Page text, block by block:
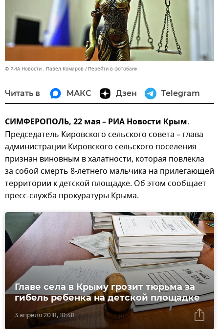
© РИА Новости . Павел Комаров Перейти в фотобанк
Читать в МАКС Дзен Telegram
СИМФЕРОПОЛЬ, 22 мая – РИА Новости Крым.
Председатель Кировского сельского совета – глава
администрации Кировского сельского поселения
признан виновным в халатности, которая повлекла
за собой смерть 8-летнего мальчика на прилегающей
территории к детской площадке. Об этом сообщает
пресс-служба прокуратуры Крыма.
3 апреля 2018, 10:48
Главе села в Крыму грозит тюрьма за
гибель ребенка на детской площадке